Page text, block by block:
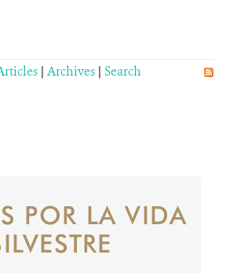
| Archives | Search
POR LA VIDA